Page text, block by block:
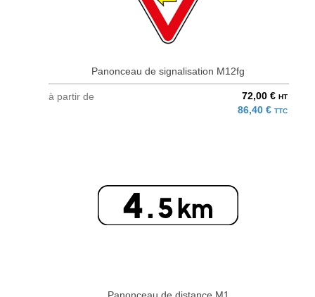
Panonceau de signalisation M12fg
à partir de 72,00 € HT
86,40 € TTC